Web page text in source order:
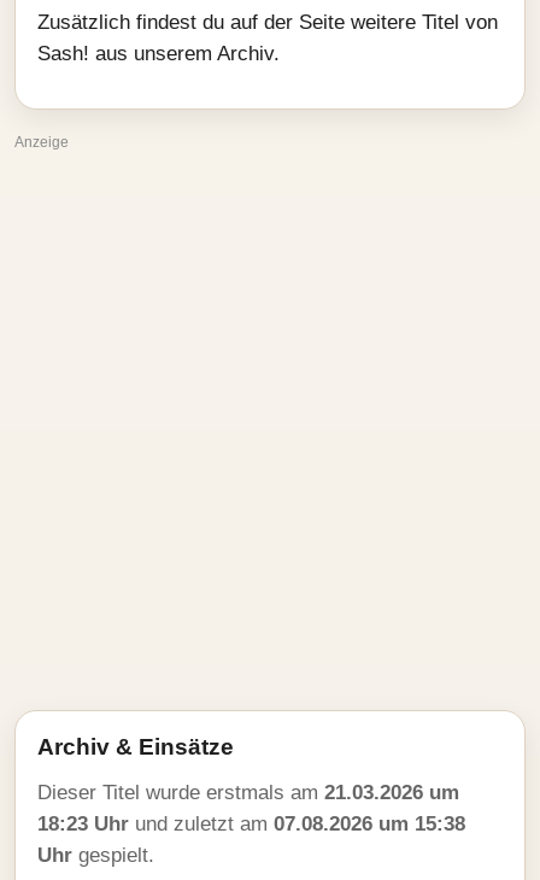
Zusätzlich findest du auf der Seite weitere Titel von
Sash! aus unserem Archiv.
Anzeige
Archiv & Einsätze
Dieser Titel wurde erstmals am 21.03.2026 um
18:23 Uhr und zuletzt am 07.08.2026 um 15:38
Uhr gespielt.